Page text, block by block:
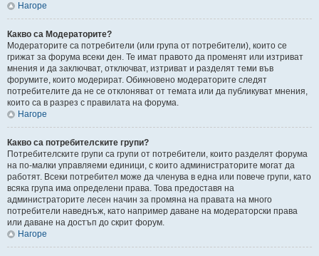
Нагоре
Какво са Модераторите?
Модераторите са потребители (или група от потребители), които се
грижат за форума всеки ден. Те имат правото да променят или изтриват
мнения и да заключват, отключват, изтриват и разделят теми във
форумите, които модерират. Обикновено модераторите следят
потребителите да не се отклоняват от темата или да публикуват мнения,
които са в разрез с правилата на форума.
Нагоре
Какво са потребителските групи?
Потребителските групи са групи от потребители, които разделят форума
на по-малки управляеми единици, с които администраторите могат да
работят. Всеки потребител може да членува в една или повече групи, като
всяка група има определени права. Това предоставя на
администраторите лесен начин за промяна на правата на много
потребители наведнъж, като например даване на модераторски права
или даване на достъп до скрит форум.
Нагоре